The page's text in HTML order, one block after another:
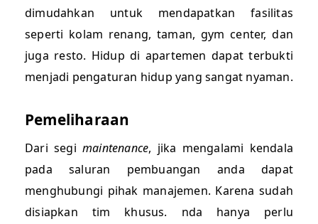
dimudahkan untuk mendapatkan fasilitas
seperti kolam renang, taman, gym center, dan
juga resto. Hidup di apartemen dapat terbukti
menjadi pengaturan hidup yang sangat nyaman.
Pemeliharaan
Dari segi maintenance, jika mengalami kendala
pada saluran pembuangan anda dapat
menghubungi pihak manajemen. Karena sudah
disiapkan tim khusus. nda hanya perlu